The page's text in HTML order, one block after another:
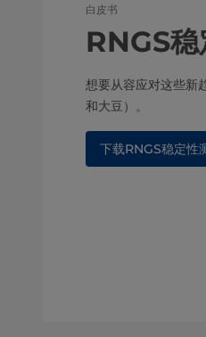
白皮书
RNGS
想要从容应对这些新
和大豆）。
下载RNGS稳定性